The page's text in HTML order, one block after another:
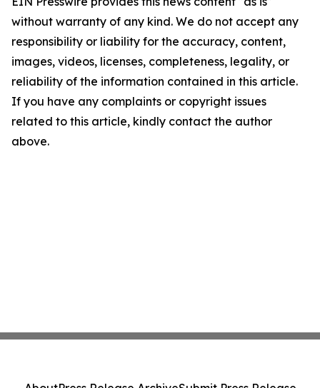
without warranty of any kind. We do not accept any
responsibility or liability for the accuracy, content,
images, videos, licenses, completeness, legality, or
reliability of the information contained in this article.
If you have any complaints or copyright issues
related to this article, kindly contact the author
above.